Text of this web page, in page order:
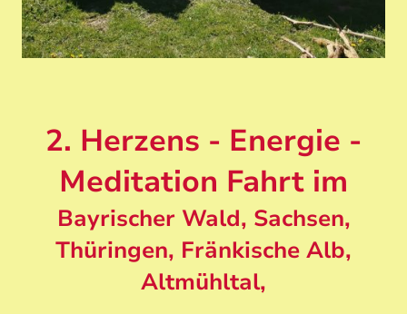
2. Herzens - Energie -
Meditation Fahrt im
Bayrischer Wald, Sachsen,
Thüringen, Fränkische Alb,
Altmühltal,